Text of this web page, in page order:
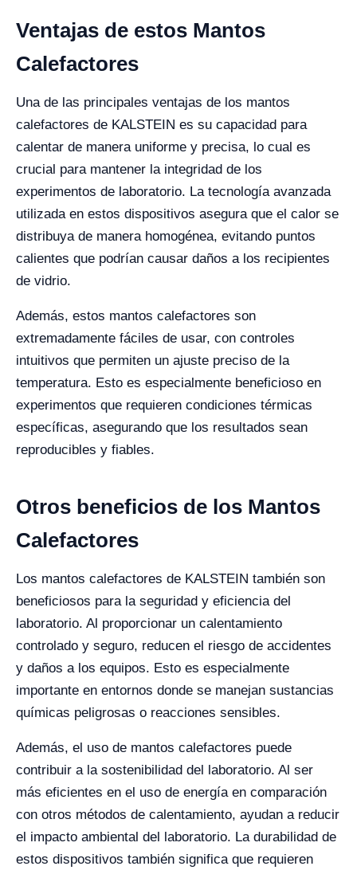
Ventajas de estos Mantos
Calefactores
Una de las principales ventajas de los mantos
calefactores de KALSTEIN es su capacidad para
calentar de manera uniforme y precisa, lo cual es
crucial para mantener la integridad de los
experimentos de laboratorio. La tecnología avanzada
utilizada en estos dispositivos asegura que el calor se
distribuya de manera homogénea, evitando puntos
calientes que podrían causar daños a los recipientes
de vidrio.
Además, estos mantos calefactores son
extremadamente fáciles de usar, con controles
intuitivos que permiten un ajuste preciso de la
temperatura. Esto es especialmente beneficioso en
experimentos que requieren condiciones térmicas
específicas, asegurando que los resultados sean
reproducibles y fiables.
Otros beneficios de los Mantos
Calefactores
Los mantos calefactores de KALSTEIN también son
beneficiosos para la seguridad y eficiencia del
laboratorio. Al proporcionar un calentamiento
controlado y seguro, reducen el riesgo de accidentes
y daños a los equipos. Esto es especialmente
importante en entornos donde se manejan sustancias
químicas peligrosas o reacciones sensibles.
Además, el uso de mantos calefactores puede
contribuir a la sostenibilidad del laboratorio. Al ser
más eficientes en el uso de energía en comparación
con otros métodos de calentamiento, ayudan a reducir
el impacto ambiental del laboratorio. La durabilidad de
estos dispositivos también significa que requieren